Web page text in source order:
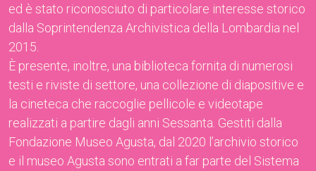
ed è stato riconosciuto di particolare interesse storico
dalla Soprintendenza Archivistica della Lombardia nel
2015.
È presente, inoltre, una biblioteca fornita di numerosi
testi e riviste di settore, una collezione di diapositive e
la cineteca che raccoglie pellicole e videotape
realizzati a partire dagli anni Sessanta. Gestiti dalla
Fondazione Museo Agusta, dal 2020 l’archivio storico
e il museo Agusta sono entrati a far parte del Sistema